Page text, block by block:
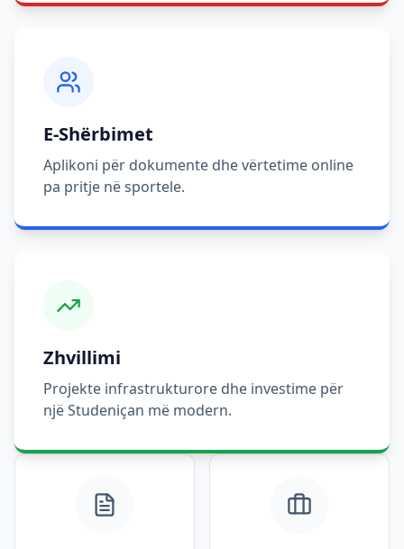
E-Shërbimet
Aplikoni për dokumente dhe vërtetime online
pa pritje në sportele.
Zhvillimi
Projekte infrastrukturore dhe investime për
një Studeniçan më modern.